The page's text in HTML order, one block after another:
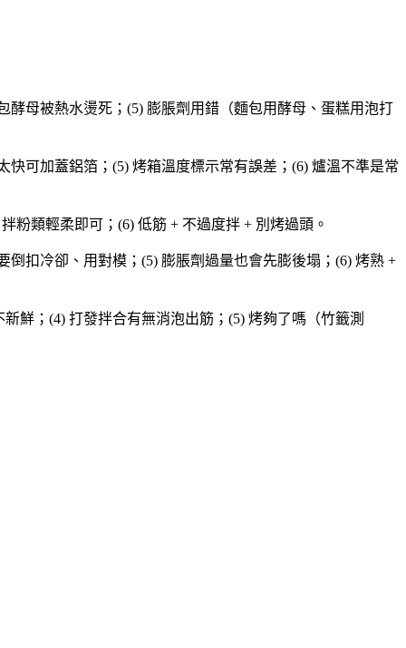
母被熱水燙死；(5) 膨脹劑用錯（麵包用酵母、蛋糕用泡打
可加蓋鋁箔；(5) 烤箱溫度標示常有誤差；(6) 爐溫不準是常
粉類輕柔即可；(6) 低筋 + 不過度拌 + 別烤過頭。
扣冷卻、用對模；(5) 膨脹劑過量也會先膨後塌；(6) 烤熟 +
鮮；(4) 打發拌合有無消泡出筋；(5) 烤夠了嗎（竹籤測